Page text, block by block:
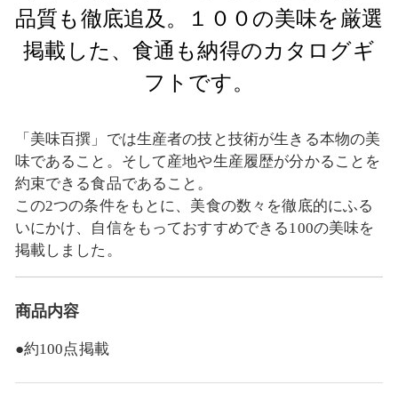
品質も徹底追及。１００の美味を厳選
掲載した、食通も納得のカタログギ
フトです。
「美味百撰」では生産者の技と技術が生きる本物の美
味であること。そして産地や生産履歴が分かることを
約束できる食品であること。
この2つの条件をもとに、美食の数々を徹底的にふる
いにかけ、自信をもっておすすめできる100の美味を
掲載しました。
商品内容
●約100点掲載